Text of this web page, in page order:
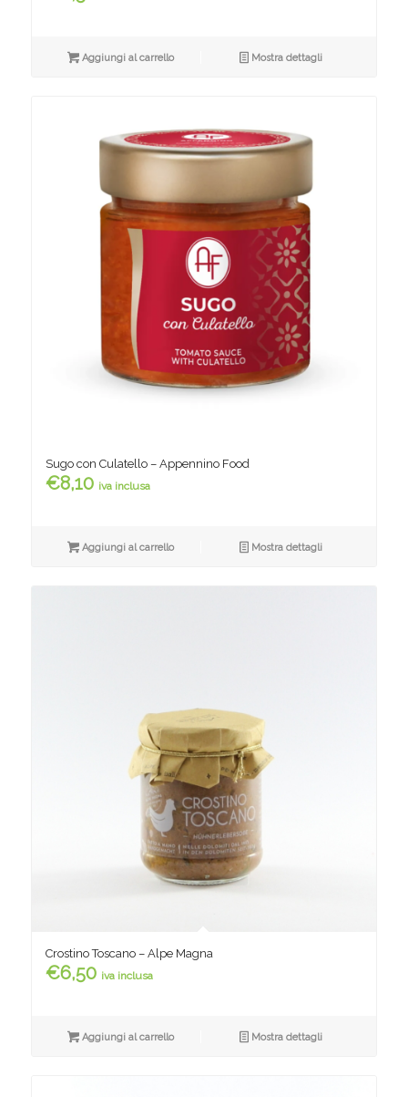
Aggiungi al carrello Mostra dettagli
Sugo con Culatello – Appennino Food
€8,10 iva inclusa
Aggiungi al carrello Mostra dettagli
Crostino Toscano – Alpe Magna
€6,50 iva inclusa
Aggiungi al carrello Mostra dettagli